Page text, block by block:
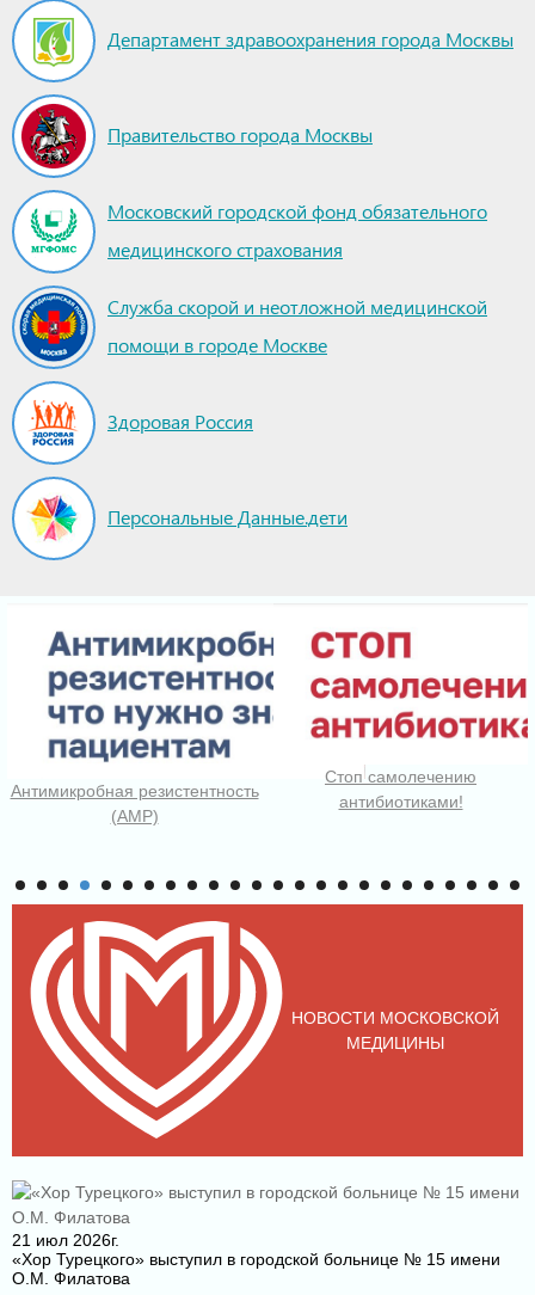
Департамент здравоохранения города Москвы
Правительство города Москвы
Московский городской фонд обязательного
медицинского страхования
Служба скорой и неотложной медицинской
помощи в городе Москве
Здоровая Россия
Персональные Данные.дети
Антимикробная резистентность
(АМР)
Стоп самолечению
антибиотиками!
НОВОСТИ МОСКОВСКОЙ
МЕДИЦИНЫ
21 июл 2026г.
«Хор Турецкого» выступил в городской больнице № 15 имени
О.М. Филатова